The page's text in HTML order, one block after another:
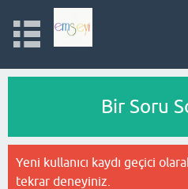
Bir Soru
Yeni kullanıcı kaydı geçici
tekrar deneyiniz.